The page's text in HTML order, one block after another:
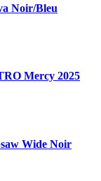
Noir/Bleu
Mercy 2025
Wide Noir